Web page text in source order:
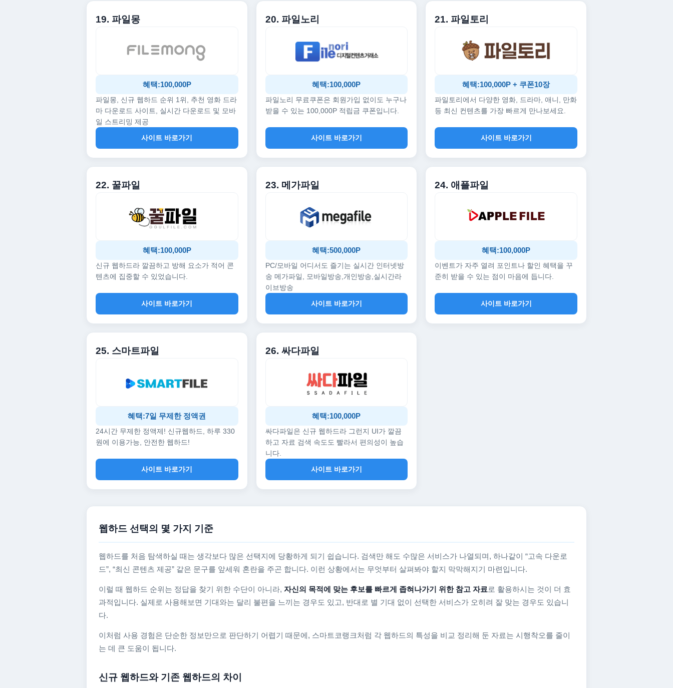
19. 파일몽
혜택:100,000P
파일몽, 신규 웹하드 순위 1위, 추천 영화 드라
마 다운로드 사이트, 실시간 다운로드 및 모바
일 스트리밍 제공
사이트 바로가기
20. 파일노리
혜택:100,000P
파일노리 무료쿠폰은 회원가입 없이도 누구나
받을 수 있는 100,000P 적립금 쿠폰입니다.
사이트 바로가기
21. 파일토리
혜택:100,000P + 쿠폰10장
파일토리에서 다양한 영화, 드라마, 애니, 만화
등 최신 컨텐츠를 가장 빠르게 만나보세요.
사이트 바로가기
22. 꿀파일
혜택:100,000P
신규 웹하드라 깔끔하고 방해 요소가 적어 콘
텐츠에 집중할 수 있었습니다.
사이트 바로가기
23. 메가파일
혜택:500,000P
PC/모바일 어디서도 즐기는 실시간 인터넷방
송 메가파일, 모바일방송,개인방송,실시간라
이브방송
사이트 바로가기
24. 애플파일
혜택:100,000P
이벤트가 자주 열려 포인트나 할인 혜택을 꾸
준히 받을 수 있는 점이 마음에 듭니다.
사이트 바로가기
25. 스마트파일
혜택:7일 무제한 정액권
24시간 무제한 정액제! 신규웹하드, 하루 330
원에 이용가능, 안전한 웹하드!
사이트 바로가기
26. 싸다파일
혜택:100,000P
싸다파일은 신규 웹하드라 그런지 UI가 깔끔
하고 자료 검색 속도도 빨라서 편의성이 높습
니다.
사이트 바로가기
웹하드 선택의 몇 가지 기준
웹하드를 처음 탐색하실 때는 생각보다 많은 선택지에 당황하게 되기 쉽습니다. 검색만 해도 수많은 서비스가 나열되며, 하나같이 “고속 다운로
드”, “최신 콘텐츠 제공” 같은 문구를 앞세워 혼란을 주곤 합니다. 이런 상황에서는 무엇부터 살펴봐야 할지 막막해지기 마련입니다.
이럴 때 웹하드 순위는 정답을 찾기 위한 수단이 아니라, 자신의 목적에 맞는 후보를 빠르게 좁혀나가기 위한 참고 자료 로 활용하시는 것이 더 효
과적입니다. 실제로 사용해보면 기대와는 달리 불편을 느끼는 경우도 있고, 반대로 별 기대 없이 선택한 서비스가 오히려 잘 맞는 경우도 있습니
다.
이처럼 사용 경험은 단순한 정보만으로 판단하기 어렵기 때문에, 스마트코랭크처럼 각 웹하드의 특성을 비교 정리해 둔 자료는 시행착오를 줄이
는 데 큰 도움이 됩니다.
신규 웹하드와 기존 웹하드의 차이